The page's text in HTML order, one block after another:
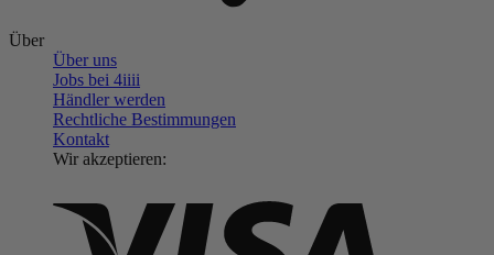
Über
Über uns
Jobs bei 4iiii
Händler werden
Rechtliche Bestimmungen
Kontakt
Wir akzeptieren: